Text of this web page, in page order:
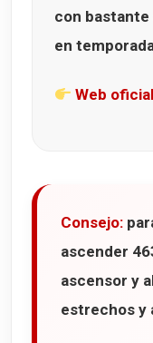
con
en
Web
Consejo:
ascender
ascensor y
estrechos y